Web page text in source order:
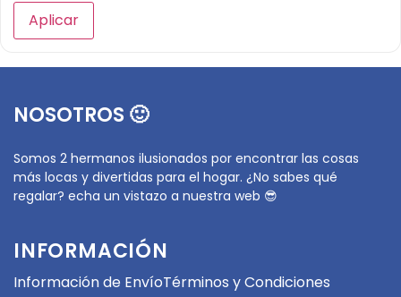
Aplicar
NOSOTROS 🙂
Somos 2 hermanos ilusionados por encontrar las cosas
más locas y divertidas para el hogar. ¿No sabes qué
regalar? echa un vistazo a nuestra web 😎
INFORMACIÓN
Información de EnvíoTérminos y Condiciones